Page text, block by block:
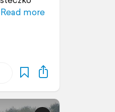
Read more